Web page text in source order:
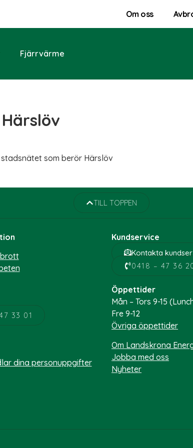
Om oss
Fjärrvärme
stadsnätet som berör Härslöv
TILL TOPPEN
33 01
dina personuppgifter
Kundservice
Kontakta
0418 – 47 36
Öppettider
Mån – Tors 9-15
Fre 9-12
Övriga öppettider
Om Landskrona
Jobba med oss
Nyheter